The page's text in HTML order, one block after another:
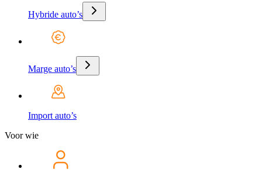
Hybride auto’s
Marge auto’s
Import auto’s
Voor wie